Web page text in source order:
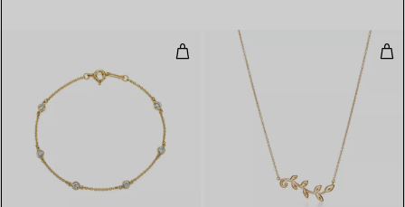
Diamonds by The Yard® Bracelet